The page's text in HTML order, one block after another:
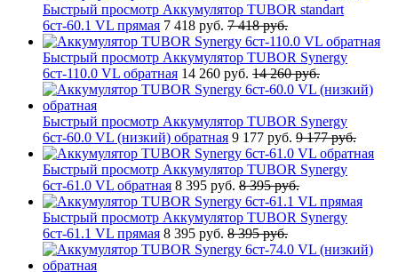
Быстрый просмотр Аккумулятор TUBOR standart
6ст-60.1 VL прямая 7 418 руб. 7 418 руб.
Быстрый просмотр Аккумулятор TUBOR Synergy
6ст-110.0 VL обратная 14 260 руб. 14 260 руб.
Быстрый просмотр Аккумулятор TUBOR Synergy
6ст-60.0 VL (низкий) обратная 9 177 руб. 9 177 руб.
Быстрый просмотр Аккумулятор TUBOR Synergy
6ст-61.0 VL обратная 8 395 руб. 8 395 руб.
Быстрый просмотр Аккумулятор TUBOR Synergy
6ст-61.1 VL прямая 8 395 руб. 8 395 руб.